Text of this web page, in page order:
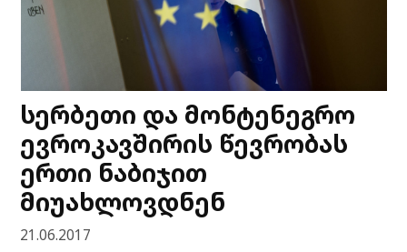
სერბეთი და მონტენეგრო
ევროკავშირის წევრობას
ერთი ნაბიჯით
მიუახლოვდნენ
21.06.2017